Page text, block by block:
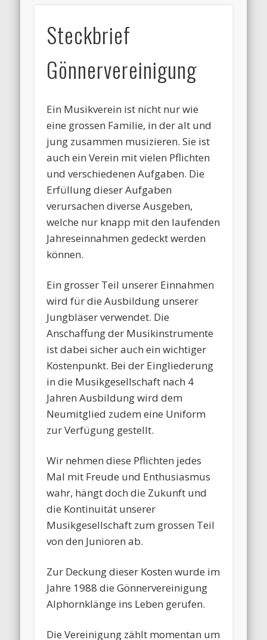
Steckbrief
Gönnervereinigung
Ein Musikverein ist nicht nur wie
eine grossen Familie, in der alt und
jung zusammen musizieren. Sie ist
auch ein Verein mit vielen Pflichten
und verschiedenen Aufgaben. Die
Erfüllung dieser Aufgaben
verursachen diverse Ausgeben,
welche nur knapp mit den laufenden
Jahreseinnahmen gedeckt werden
können.
Ein grosser Teil unserer Einnahmen
wird für die Ausbildung unserer
Jungbläser verwendet. Die
Anschaffung der Musikinstrumente
ist dabei sicher auch ein wichtiger
Kostenpunkt. Bei der Eingliederung
in die Musikgesellschaft nach 4
Jahren Ausbildung wird dem
Neumitglied zudem eine Uniform
zur Verfügung gestellt.
Wir nehmen diese Pflichten jedes
Mal mit Freude und Enthusiasmus
wahr, hängt doch die Zukunft und
die Kontinuität unserer
Musikgesellschaft zum grossen Teil
von den Junioren ab.
Zur Deckung dieser Kosten wurde im
Jahre 1988 die Gönnervereinigung
Alphornklänge ins Leben gerufen.
Die Vereinigung zählt momentan um